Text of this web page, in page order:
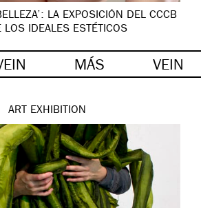
LA EXPOSICIÓN DEL CCCB
LOS IDEALES ESTÉTICOS
MÁS VEIN
ART EXHIBITION